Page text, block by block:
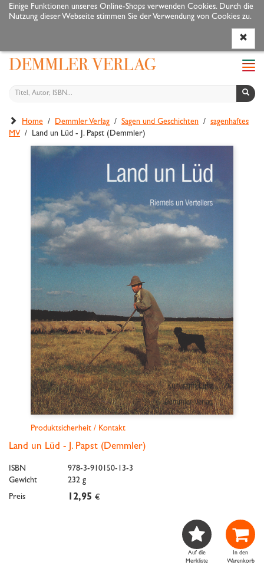
Einige Funktionen unseres Online-Shops verwenden Cookies. Durch die
Nutzung dieser Webseite stimmen Sie der Verwendung von Cookies zu.
Home / Demmler Verlag / Sagen und Geschichten / sagenhaftes
MV / Land un Lüd - J. Papst (Demmler)
Produktsicherheit / Kontakt
Land un Lüd - J. Papst (Demmler)
ISBN
978-3-910150-13-3
Gewicht
232 g
Preis
12,95 €

Auf die
Merkliste

In den
Warenkorb